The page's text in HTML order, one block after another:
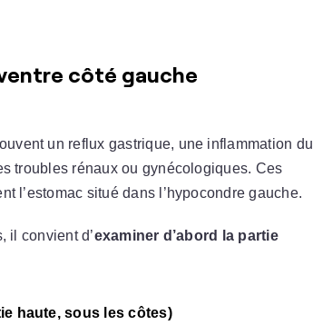
côté gauche
un reflux gastrique, une inflammation du
troubles rénaux ou gynécologiques. Ces
l’estomac situé dans l’hypocondre gauche.
il convient d’examiner d’abord la partie
haute, sous les côtes)